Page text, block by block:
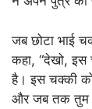
जब छोटा भाई
कहा, “देखो, इस
है। इस चक्की
और जब तक तुम